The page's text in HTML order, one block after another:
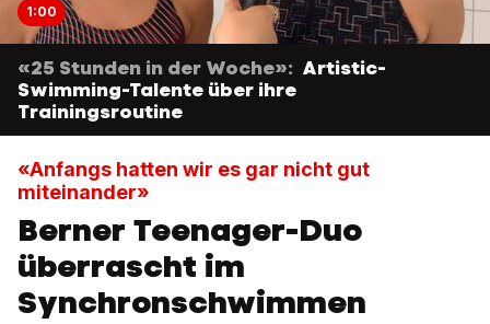
1:00
«25 Stunden in der Woche»: Artistic-
Swimming-Talente über ihre
Trainingsroutine
«Anfangs hatten wir es gar nicht gut
miteinander»
Berner Teenager-Duo
überrascht im
Synchronschwimmen